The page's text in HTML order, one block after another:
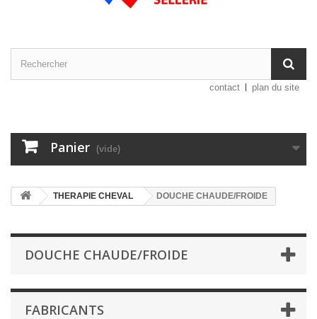
contact plan du site
Panier (vide)
THERAPIE CHEVAL DOUCHE CHAUDE/FROIDE
DOUCHE CHAUDE/FROIDE
FABRICANTS